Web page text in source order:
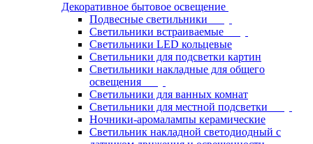
Декоративное бытовое освещение
Подвесные светильники
Светильники встраиваемые
Светильники LED кольцевые
Светильники для подсветки картин
Светильники накладные для общего
освещения
Светильники для ванных комнат
Светильники для местной подсветки
Ночники-аромалампы керамические
Светильник накладной светодиодный с